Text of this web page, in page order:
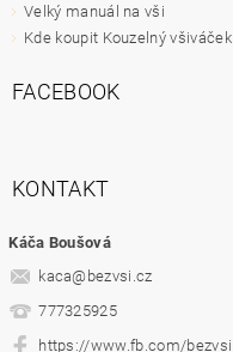
Velký manuál na vši
Kde koupit Kouzelný všiváček
FACEBOOK
KONTAKT
Káča Boušová
kaca@ bezvsi.cz
777325925
https://www.fb.com/bezvsi